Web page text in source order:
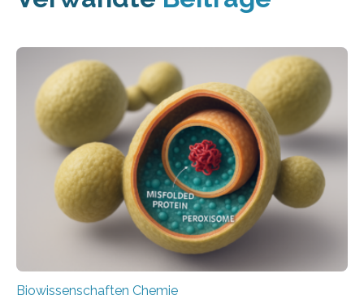
Biowissenschaften Chemie